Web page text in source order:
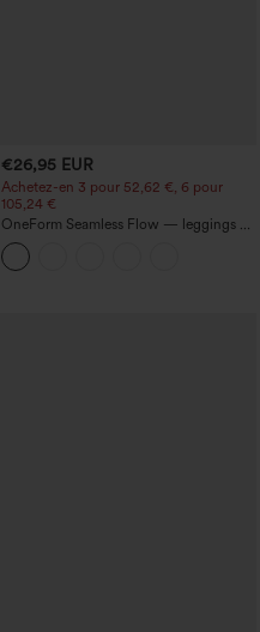
€26,95 EUR
Achetez-en 3 pour 52,62 €, 6 pour
105,24 €
OneForm Seamless Flow — leggings de
yoga sans coutures, taille mi-haute, effet
gainant pour le ventre et liftant pour les
fesses